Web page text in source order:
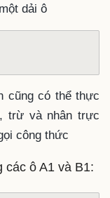
dải ô
cũng có thể thực
trừ và nhân trực
công thức
các ô A1 và B1: